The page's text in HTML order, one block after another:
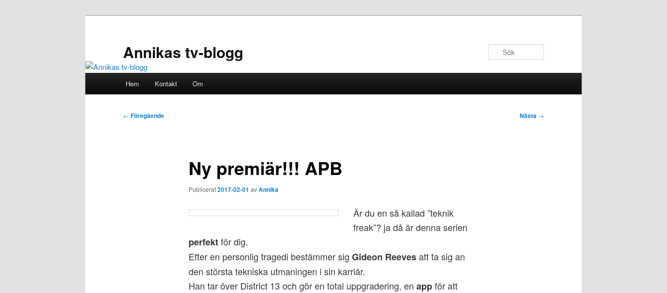
Annikas tv-blogg
Hem Kontakt Om
Inläggsnavigering
← Föregående Nästa →
Ny premiär!!! APB
Publicerat2017-02-01 avAnnika
Är du en så kallad ”teknik
freak”? ja då är denna serien
perfektför dig.
Efter en personlig tragedi bestämmer sig Gideon Reevesatt ta sig an
den största tekniska utmaningen i sin karriär.
Han tar över District 13 och gör en total uppgradering, en appför att